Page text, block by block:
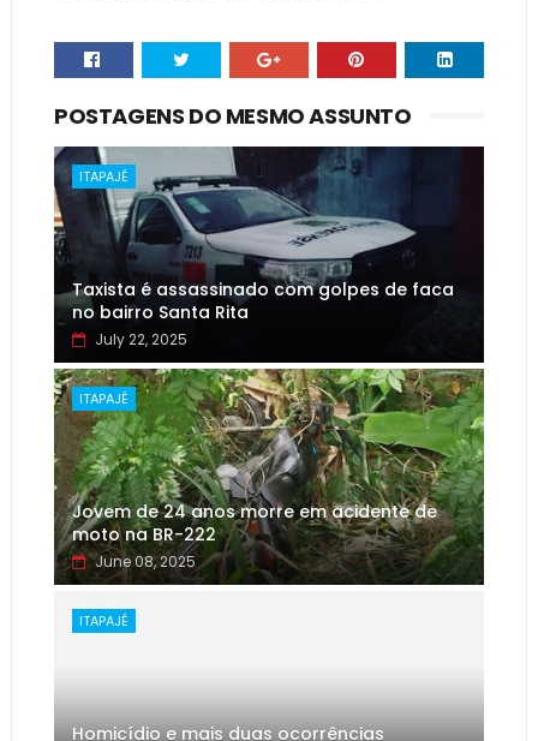
POSTAGENS DO MESMO ASSUNTO
ITAPAJÉ
Taxista é assassinado com golpes de faca
no bairro Santa Rita
July 22, 2025
ITAPAJÉ
Jovem de 24 anos morre em acidente de
moto na BR-222
June 08, 2025
ITAPAJÉ
Homicídio e mais duas ocorrências